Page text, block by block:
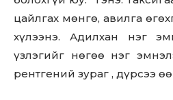
цайлгах мөнгө, авилга
хүлээнэ. Адилхан нэг
үзлэгийг нөгөө нэг
рентгений зураг , дүрсээ